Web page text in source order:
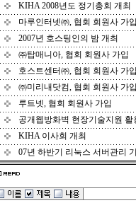
KIHA 2008년도 정기총회 개최
마루인터넷㈜, 협회 회원사 가
2007년 호스팅인의 밤 개최
㈜탑매니아, 협회 회원사 가입
호스트센터㈜, 협회 회원사 가
㈜미리내닷컴, 협회 회원사 가
루트넷, 협회 회원사 가입
공개웹방화벽 현장기술지원 활
KIHA 이사회 개최
07년 하반기 리눅스 서버관리